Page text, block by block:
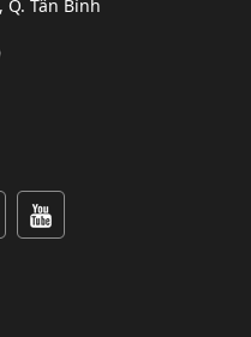
Q. Tân Bình